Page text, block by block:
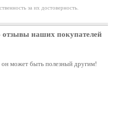
за их достоверность.
отзывы наших покупателей
он может быть полезный другим!